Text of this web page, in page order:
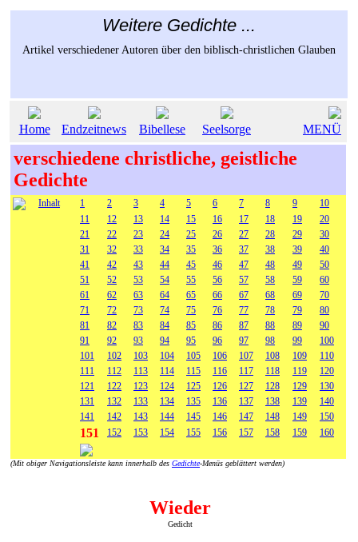
Weitere Gedichte ...
Artikel verschiedener Autoren über den biblisch-christlichen Glauben
Home Endzeitnews Bibellese Seelsorge MENÜ
verschiedene christliche, geistliche
Gedichte
Inhalt 1 2 3 4 5 6 7 8 9
10
11
12 13 14 15 16 17 18 19
20
21
22 23 24 25 26 27 28 29
30
31
32 33 34 35 36 37 38 39
40
41
42 43 44 45 46 47 48 49
50
51
52 53 54 55 56 57 58 59
60
61
62 63 64 65 66 67 68 69
70
71
72 73 74 75 76 77 78 79
80
81
82 83 84 85 86 87 88 89
90
91
92 93 94 95 96 97 98 99
100
101
102 103 104 105 106 107 108 109
110
111
112 113 114 115 116 117 118 119
120
121
122 123 124 125 126 127 128 129
130
131
132 133 134 135 136 137 138 139
140
141
142 143 144 145 146 147 148 149 150
151 152 153 154 155 156 157 158 159 160
(Mit obiger Navigationsleiste kann innerhalb des Gedichte-Menüs geblättert werden)
Wieder
Gedicht